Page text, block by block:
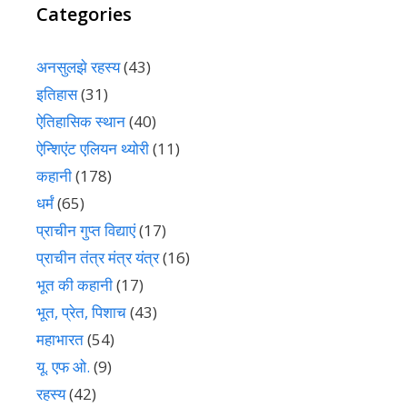
Categories
अनसुलझे रहस्य(43)
इतिहास(31)
ऐतिहासिक स्थान(40)
ऐन्शिएंट एलियन थ्योरी(11)
कहानी(178)
धर्मं(65)
प्राचीन गुप्त विद्याएं(17)
प्राचीन तंत्र मंत्र यंत्र(16)
भूत की कहानी(17)
भूत, प्रेत, पिशाच(43)
महाभारत(54)
यू. एफ ओ. (9)
रहस्य(42)